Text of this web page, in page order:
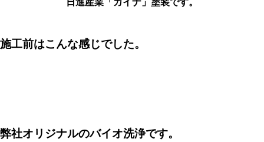
日進産業「ガイナ」塗装です。
施工前はこんな感じでした。
弊社オリジナルのバイオ洗浄です。